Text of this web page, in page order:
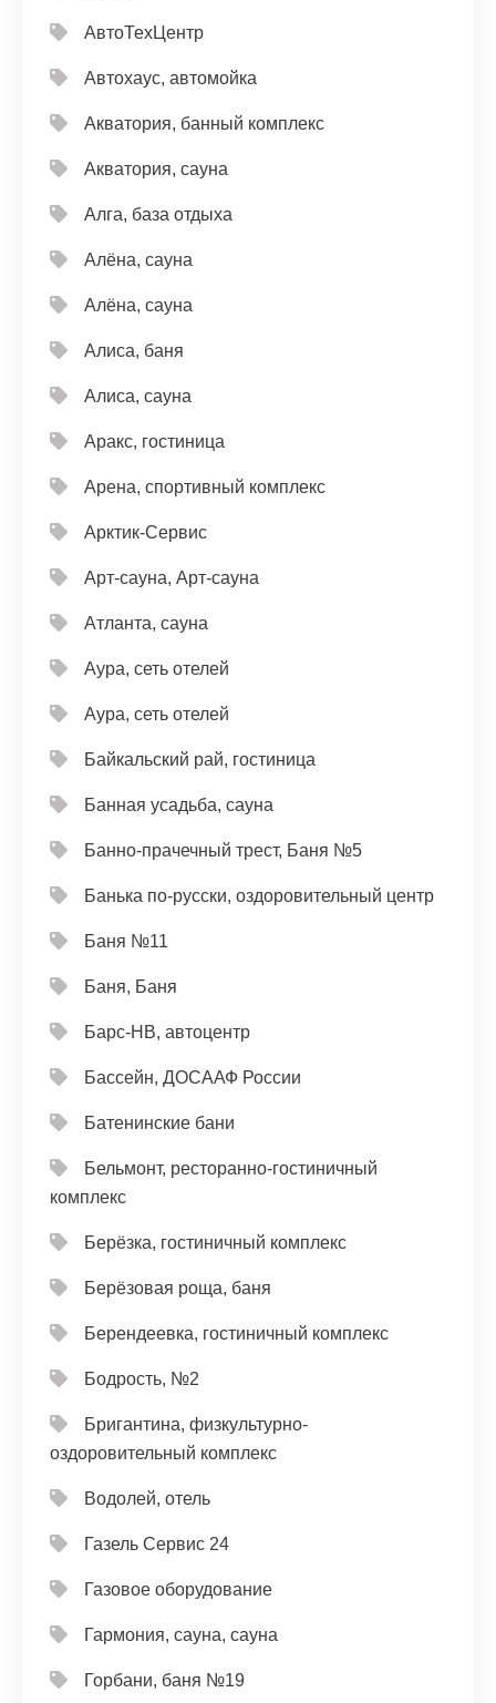
АвтоТехЦентр
Автохаус, автомойка
Акватория, банный комплекс
Акватория, сауна
Алга, база отдыха
Алёна, сауна
Алёна, сауна
Алиса, баня
Алиса, сауна
Аракс, гостиница
Арена, спортивный комплекс
Арктик-Сервис
Арт-сауна, Арт-сауна
Атланта, сауна
Аура, сеть отелей
Аура, сеть отелей
Байкальский рай, гостиница
Банная усадьба, сауна
Банно-прачечный трест, Баня №5
Банька по-русски, оздоровительный центр
Баня №11
Баня, Баня
Барс-НВ, автоцентр
Бассейн, ДОСААФ России
Батенинские бани
Бельмонт, ресторанно-гостиничный
комплекс
Берёзка, гостиничный комплекс
Берёзовая роща, баня
Берендеевка, гостиничный комплекс
Бодрость, №2
Бригантина, физкультурно-
оздоровительный комплекс
Водолей, отель
Газель Сервис 24
Газовое оборудование
Гармония, сауна, сауна
Горбани, баня №19